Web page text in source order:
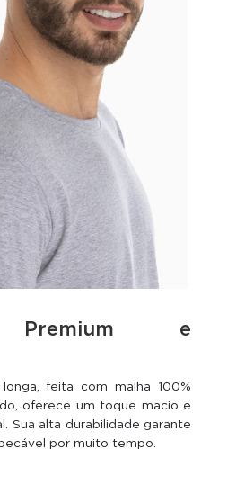
tanto para o uso casual quando
estamparia e bordados.
look
Premium e
feita com malha 100%
oferece um toque macio e
Sua alta durabilidade garante
por muito tempo.